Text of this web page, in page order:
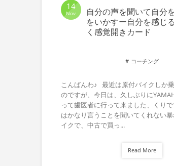
14
Nov
自分の声を聞いて自分
をいかすー自分を感じ
く感覚開きカード
コーチング
こんばんわ♪ 最近は原付バイクしか
のですが、今日は、久しぶりに
って歯医者に行って来ました、くり
はかなり言うことを聞いてくれない
イクで、中古で買っ...
Read More